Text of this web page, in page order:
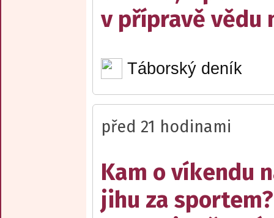
v přípravě vědu
Táborský deník
před 21 hodinami
Kam o víkendu
jihu za sportem?